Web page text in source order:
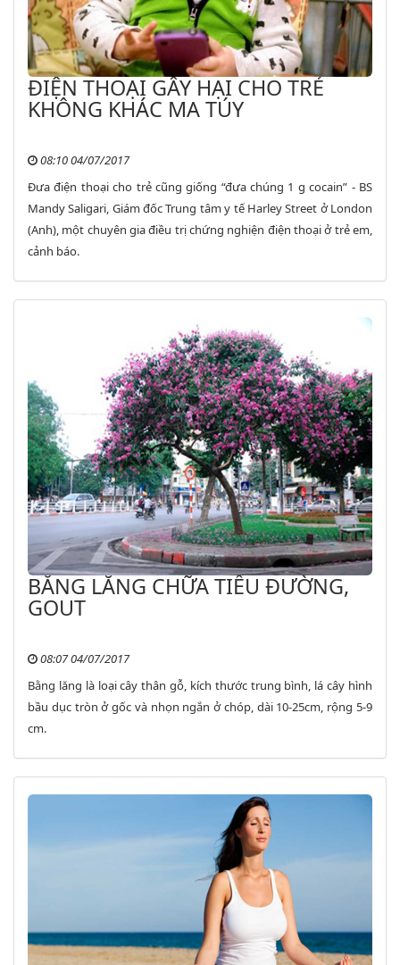
ĐIỆN THOẠI GÂY HẠI CHO TRẺ
KHÔNG KHÁC MA TÚY
08:10 04/07/2017
Đưa điện thoại cho trẻ cũng giống “đưa chúng 1 g cocain” - BS
Mandy Saligari, Giám đốc Trung tâm y tế Harley Street ở London
(Anh), một chuyên gia điều trị chứng nghiện điện thoại ở trẻ em,
cảnh báo.
BẰNG LĂNG CHỮA TIỂU ĐƯỜNG,
GOUT
08:07 04/07/2017
Bằng lăng là loại cây thân gỗ, kích thước trung bình, lá cây hình
bầu dục tròn ở gốc và nhọn ngắn ở chóp, dài 10-25cm, rộng 5-9
cm.